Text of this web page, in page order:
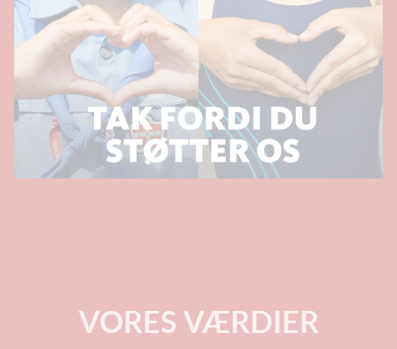
VORES VÆRDIER